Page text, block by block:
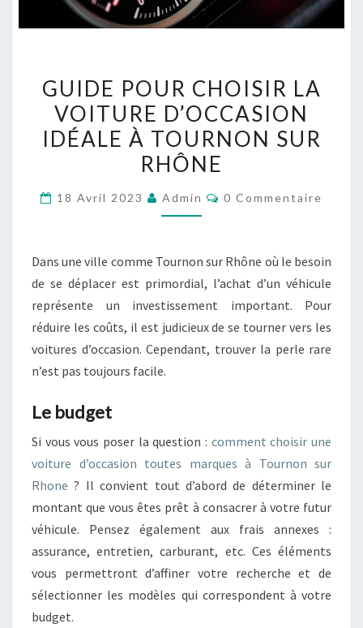
POUR
CHOISIR
LA
VOITURE
IDÉALE
SUR
RHÔNE
GUIDE POUR CHOISIR LA
VOITURE D’OCCASION
IDÉALE À TOURNON SUR
RHÔNE
18 Avril 2023 Admin Commentaires
0 Commentaire
Dans une ville comme Tournon sur Rhône où le besoin
de se déplacer est primordial, l’achat d’un véhicule
représente un investissement important. Pour
réduire les coûts, il est judicieux de se tourner vers les
voitures d’occasion. Cependant, trouver la perle rare
n’est pas toujours facile.
Le budget
Si vous vous poser la question : comment choisir une
voiture d’occasion toutes marques à Tournon sur
Rhone ? Il convient tout d’abord de déterminer le
montant que vous êtes prêt à consacrer à votre futur
véhicule. Pensez également aux frais annexes :
assurance, entretien, carburant, etc. Ces éléments
vous permettront d’affiner votre recherche et de
sélectionner les modèles qui correspondent à votre
budget.